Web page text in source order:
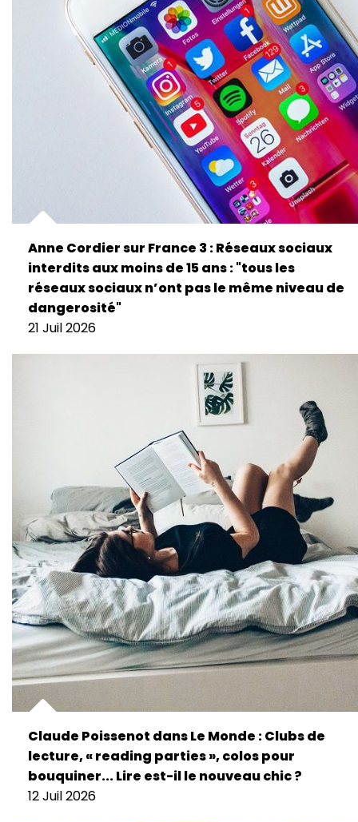
Anne Cordier sur France 3 : Réseaux sociaux
interdits aux moins de 15 ans : "tous les
réseaux sociaux n’ont pas le même niveau de
dangerosité"
21 Juil 2026
Claude Poissenot dans Le Monde : Clubs de
lecture, « reading parties », colos pour
bouquiner... Lire est-il le nouveau chic ?
12 Juil 2026